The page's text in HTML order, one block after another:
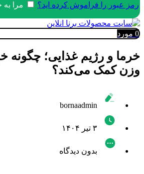
رمز عبور را فراموش کرده اید؟ مرا به
0 مورد
خرما و رژیم غذایی؛ چگونه
وزن کمک می‌کند؟
bornaadmin
۳ تیر ۱۴۰۴
بدون دیدگاه